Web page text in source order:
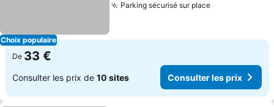
Choix populaire
Parking sécurisé sur place
De 33 €
Consulter les prix de 10 sites Consulter les prix